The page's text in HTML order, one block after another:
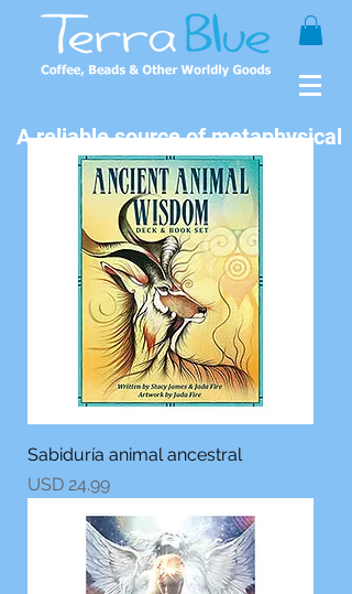
A reliable source of metaphysical
goods since 1999.
Sabiduría animal ancestral
Precio
USD 24.99